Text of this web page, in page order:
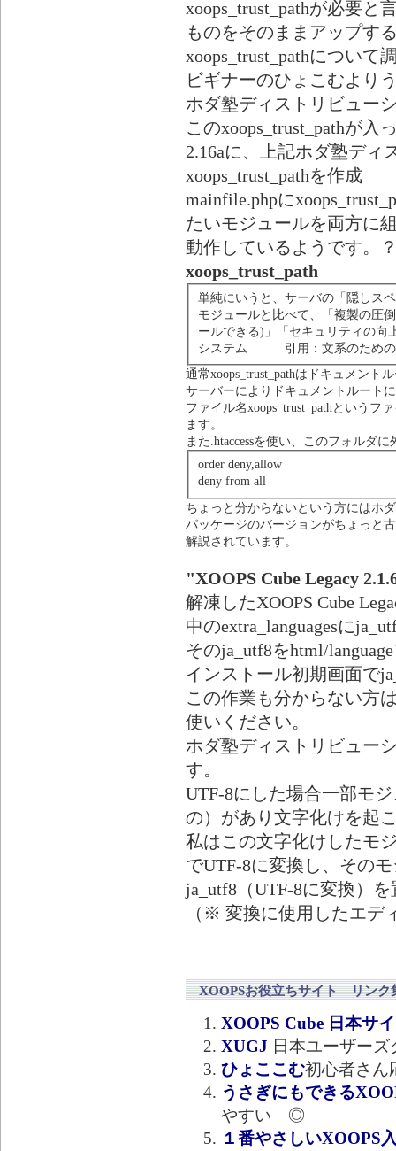
xoops_trust_pathが必要と
ものをそのままアップす
xoops_trust_pathについて
ビギナーのひょこむより
ホダ塾ディストリビュー
このxoops_trust_pathが入
2.16aに、上記ホダ塾ディ
xoops_trust_pathを作成
mainfile.phpに
たいモジュールを両方に
動作しているようです。
xoops_trust_path
単純にいうと、サーバの「隠しス
モジュールと比べて、「複製の圧
ールできる)」「セキュリティの向
システム 引用：文系のための
通常xoops_trust_pathはドキュメント
サーバーによりドキュメントルート
ファイル名xoops_trust_pathというフ
ます。
また.htaccessを使い、このフォルダ
order deny,allow
deny from all
ちょっと分からないという方にはホ
パッケージのバージョンがちょっと
解説されています。
"XOOPS Cube Legacy
解凍したXOOPS Cube
中のextra_languagesに
そのja_utf8をhtml/
インストール初期画面で
この作業も分からない方
使いください。
ホダ塾ディストリビュー
す。
UTF-8にした場合一部モ
の）があり文字化けを起
私はこの文字化けしたモ
でUTF-8に変換し、その
ja_utf8（UTF-8に変換）
（※ 変換に使用したエデ
XOOPSお役立ちサイト リンク
XOOPS Cube 日本サ
XUGJ 日本ユーザー
ひょここむ初心者さん
うさぎにもできる
やすい ◎
１番やさしいXOOPS